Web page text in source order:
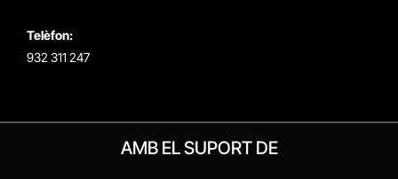
Telèfon:
932 311 247
AMB EL SUPORT DE